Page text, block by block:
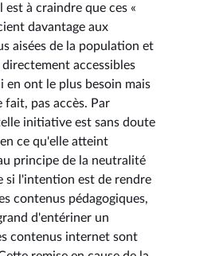
est à craindre que ces «
davantage aux
aisées de la population et
accessibles
en ont le plus besoin mais
fait, pas accès. Par
initiative est sans doute
ce qu'elle atteint
principe de la neutralité
si l'intention est de rendre
contenus pédagogiques,
d'entériner un
contenus internet sont